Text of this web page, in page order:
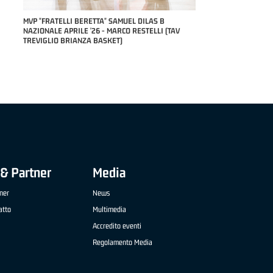
MVP "FRATELLI BERETTA" SAMUEL DILAS B
NAZIONALE APRILE '26 - MARCO RESTELLI (TAV
TREVIGLIO BRIANZA BASKET)
Partner Media
News
Multimedia
Accredito eventi
Regolamento Media